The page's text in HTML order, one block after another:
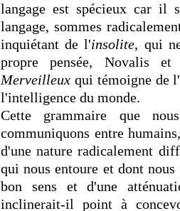
langage est spécieux car il
langage, sommes
inquiétant de l'insolite, qui
propre pensée, Novalis
Merveilleux qui témoigne de
l'intelligence du monde.
Cette grammaire que
communiquons entre
d'une nature radicalement
qui nous entoure et dont
bon sens et d'une
inclinerait-il point à